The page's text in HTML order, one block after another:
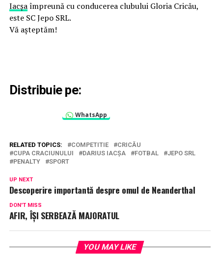
Iacșaîmpreună cu conducerea clubului Gloria Cricău,
este SC Jepo SRL.
Vă aşteptăm!
Distribuie pe:
WhatsApp
RELATED TOPICS: COMPETITIE
CRICĂU
CUPA CRACIUNULUI
DARIUS IACȘA FOTBAL
JEPO SRL
PENALTY
SPORT
UP NEXT
Descoperire importantă despre omul de Neanderthal
DON'T MISS
AFIR, ÎȘI SERBEAZĂ MAJORATUL
YOU MAY LIKE